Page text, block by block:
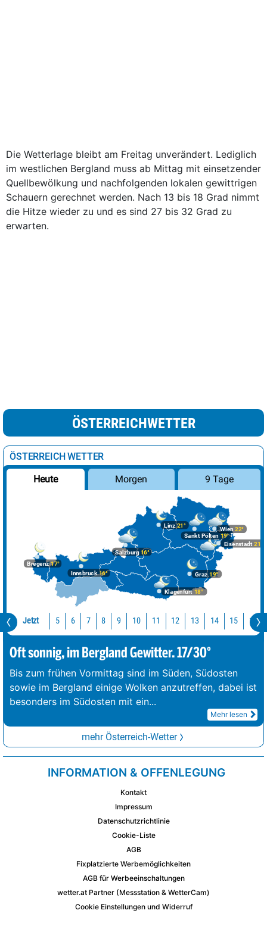
Die Wetterlage bleibt am Freitag unverändert. Lediglich
im westlichen Bergland muss ab Mittag mit einsetzender
Quellbewölkung und nachfolgenden lokalen gewittrigen
Schauern gerechnet werden. Nach 13 bis 18 Grad nimmt
die Hitze wieder zu und es sind 27 bis 32 Grad zu
erwarten.
ÖSTERREICHWETTER
ÖSTERREICH WETTER
Heute Morgen 9 Tage
Bregenz17°
Graz19°
Innsbruck16°
Klagenfurt 18°
Linz21°
Salzburg16°
Wien 22°
Eisenstadt 21°
Sankt Pölten 19°
Jetzt 5 6 7 8 9 10 11 12 13 14 15 16
Oft sonnig, im Bergland Gewitter. 17/30°
Bis zum frühen Vormittag sind im Süden, Südosten
sowie im Bergland einige Wolken anzutreffen, dabei ist
besonders im Südosten mit ein...
Mehr lesen
mehr Österreich-Wetter
INFORMATION & OFFENLEGUNG
Kontakt
Impressum
Datenschutzrichtlinie
Cookie-Liste
AGB
Fixplatzierte Werbemöglichkeiten
AGB für Werbeeinschaltungen
wetter.at Partner (Messstation & WetterCam)
Cookie Einstellungen und Widerruf